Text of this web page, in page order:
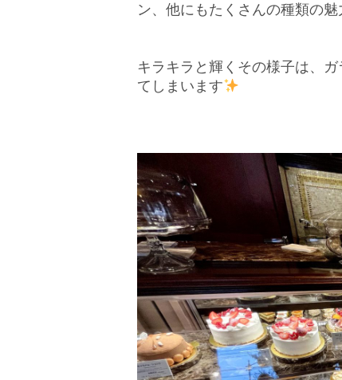
ン、他にもたくさんの種類の
キラキラと輝くその様子は、
てしまいます